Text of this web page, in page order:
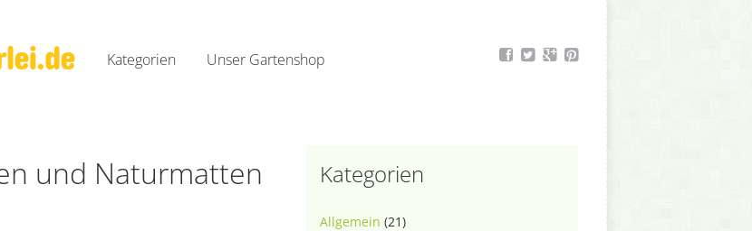
springen
Kategorien
Videos
Unser Gartenshop
und Naturmatten
Kategorien
Allgemein (21)